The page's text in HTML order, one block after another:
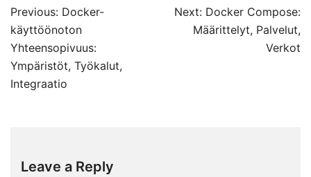
Post
navigation
Previous: Docker-
käyttöönoton
Yhteensopivuus:
Ympäristöt, Työkalut,
Integraatio
Next: Docker Compose:
Määrittelyt, Palvelut,
Verkot
Leave a Reply